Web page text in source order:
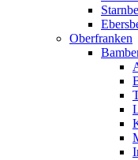
Oberfranken